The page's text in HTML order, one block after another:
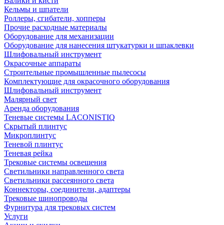
Кельмы и шпатели
Роллеры, сгибатели, хопперы
Прочие расходные материалы
Оборудование для механизации
Оборудование для нанесения штукатурки и шпаклевки
Шлифовальный инструмент
Окрасочные аппараты
Строительные промышленные пылесосы
Комплектующие для окрасочного оборудования
Шлифовальный инструмент
Малярный свет
Аренда оборудования
Теневые системы LACONISTIQ
Скрытый плинтус
Микроплинтус
Теневой плинтус
Теневая рейка
Трековые системы освещения
Светильники направленного света
Светильники рассеянного света
Коннекторы, соединители, адаптеры
Трековые шинопроводы
Фурнитура для трековых систем
Услуги